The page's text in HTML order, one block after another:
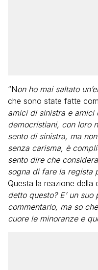
“Non ho mai saltato
che sono state fatte
amici di sinistra e amici
democristiani, con loro
sento di sinistra, ma
senza carisma, è
sento dire che
sogna di fare la regista
Questa la reazione della
detto questo? E’ un
commentarlo, ma so
cuore le minoranze e